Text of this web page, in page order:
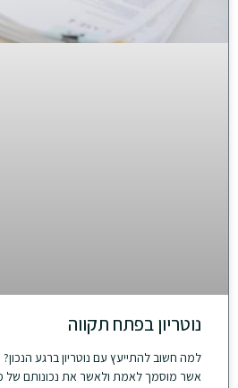
נוטריון בפתח תקווה
למה חשוב להתייעץ עם נוטריון ברגע הנכון?
אשר מוסמך לאמת ולאשר את נכונותם של